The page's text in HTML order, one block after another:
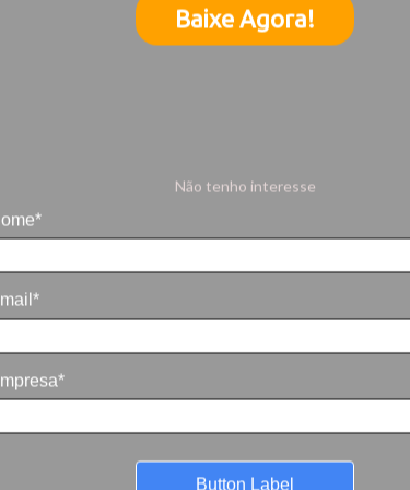
Baixe Agora!
Não tenho interesse
Button Label